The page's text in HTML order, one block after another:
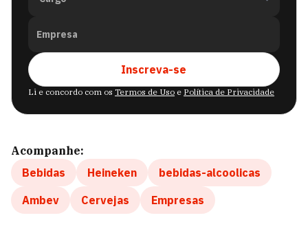
Empresa
Inscreva-se
Li e concordo com os Termos de Uso e Política de Privacidade
Acompanhe:
Bebidas
Heineken
bebidas-alcoolicas
Ambev
Cervejas Empresas